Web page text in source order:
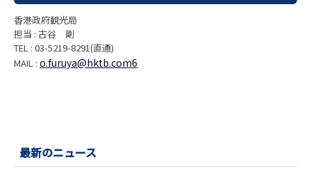
香港政府観光局
担当 : 古谷 剛
TEL : 03-5219-8291(直通)
MAIL : o.furuya@hktb.com6
最新のニュース